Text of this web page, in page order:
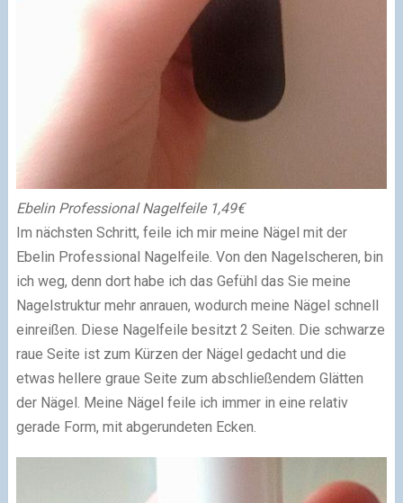
Ebelin Professional Nagelfeile 1,49€
Im nächsten Schritt, feile ich mir meine Nägel mit der
Ebelin Professional Nagelfeile. Von den Nagelscheren, bin
ich weg, denn dort habe ich das Gefühl das Sie meine
Nagelstruktur mehr anrauen, wodurch meine Nägel schnell
einreißen. Diese Nagelfeile besitzt 2 Seiten. Die schwarze
raue Seite ist zum Kürzen der Nägel gedacht und die
etwas hellere graue Seite zum abschließendem Glätten
der Nägel. Meine Nägel feile ich immer in eine relativ
gerade Form, mit abgerundeten Ecken.